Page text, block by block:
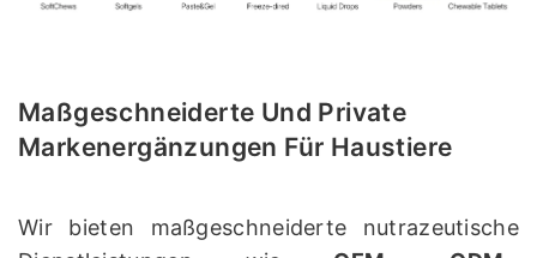
Maßgeschneiderte Und Private
Markenergänzungen Für Haustiere
Wir bieten maßgeschneiderte nutrazeutische